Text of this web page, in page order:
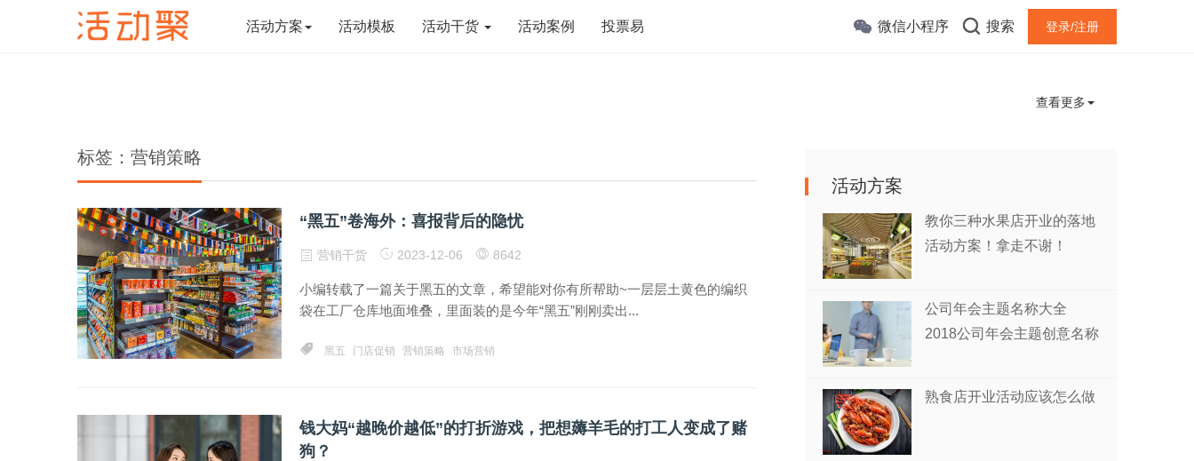
活动方案 活动模板 活动干货 活动案例 投票易 微信小程序 搜索 登录/注册
查看更多
标签：营销策略
“黑五”卷海外：喜报背后的隐忧
营销干货 2023-12-06 8642
小编转载了一篇关于黑五的文章，希望能对你有所帮助~一层层土黄色的编织
袋在工厂仓库地面堆叠，里面装的是今年“黑五”刚刚卖出...
黑五 门店促销 营销策略 市场营销
钱大妈“越晚价越低”的打折游戏，把想薅羊毛的打工人变成了赌
狗？
活动方案
教你三种水果店开业的落地
活动方案！拿走不谢！
公司年会主题名称大全
2018公司年会主题创意名称
熟食店开业活动应该怎么做